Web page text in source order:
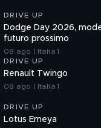
DRIVE UP
Dodge Day 2026,
futuro prossimo
08 ago | Italia 1
DRIVE UP
Renault Twingo
08 ago | Italia 1
DRIVE UP
Lotus Emeya